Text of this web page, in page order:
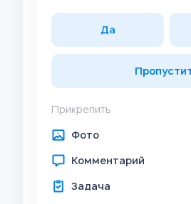
Да
Прикрепить
Фото
Комментарий
Задача